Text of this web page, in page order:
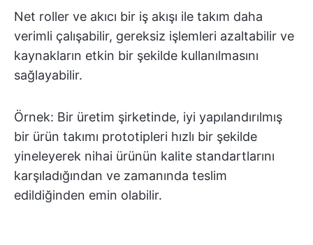
Net roller ve akıcı bir iş akışı ile takım daha
verimli çalışabilir, gereksiz işlemleri azaltabilir ve
kaynakların etkin bir şekilde kullanılmasını
sağlayabilir.
Örnek: Bir üretim şirketinde, iyi yapılandırılmış
bir ürün takımı prototipleri hızlı bir şekilde
yineleyerek nihai ürünün kalite standartlarını
karşıladığından ve zamanında teslim
edildiğinden emin olabilir.